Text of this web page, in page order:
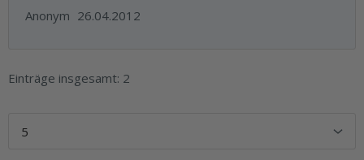
Anonym 26.04.2012
Einträge insgesamt: 2